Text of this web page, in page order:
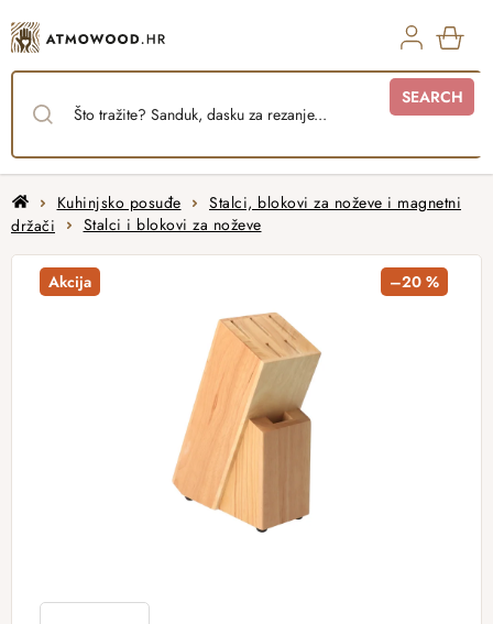
to
content
SEARCH
HomeKuhinjsko posuđe
Stalci, blokovi za noževe i magnetni
držači
Stalci i blokovi za noževe
Akcija –20 %